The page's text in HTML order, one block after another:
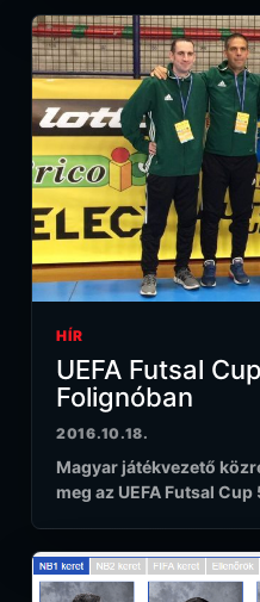
HÍR
UEFA Futsal
Folignóban
2016.10.18.
Magyar játékvezető
meg az UEFA Futsal